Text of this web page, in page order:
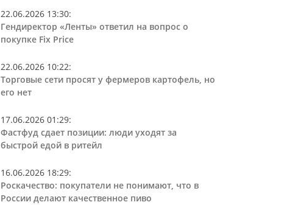
22.06.2026 13:30:
Гендиректор «Ленты» ответил на вопрос о
покупке Fix Price
22.06.2026 10:22:
Торговые сети просят у фермеров картофель, но
его нет
17.06.2026 01:29:
Фастфуд сдает позиции: люди уходят за
быстрой едой в ритейл
16.06.2026 18:29:
Роскачество: покупатели не понимают, что в
России делают качественное пиво